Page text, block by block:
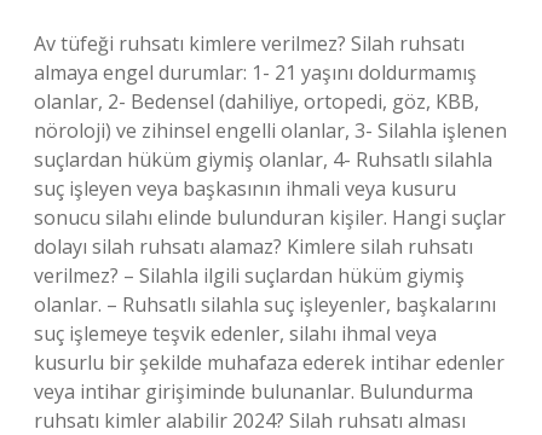
Av tüfeği ruhsatı kimlere verilmez? Silah ruhsatı
almaya engel durumlar: 1- 21 yaşını doldurmamış
olanlar, 2- Bedensel (dahiliye, ortopedi, göz, KBB,
nöroloji) ve zihinsel engelli olanlar, 3- Silahla işlenen
suçlardan hüküm giymiş olanlar, 4- Ruhsatlı silahla
suç işleyen veya başkasının ihmali veya kusuru
sonucu silahı elinde bulunduran kişiler. Hangi suçlar
dolayı silah ruhsatı alamaz? Kimlere silah ruhsatı
verilmez? – Silahla ilgili suçlardan hüküm giymiş
olanlar. – Ruhsatlı silahla suç işleyenler, başkalarını
suç işlemeye teşvik edenler, silahı ihmal veya
kusurlu bir şekilde muhafaza ederek intihar edenler
veya intihar girişiminde bulunanlar. Bulundurma
ruhsatı kimler alabilir 2024? Silah ruhsatı alması